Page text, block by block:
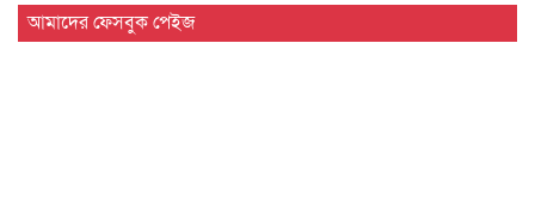
সিলেট বিভাগীয় সরকারি গণগ্রন্থাগারের জুলাই গণঅভ্যুত্থান দিবস
পালন…
আমাদের ফেসবুক পেইজ